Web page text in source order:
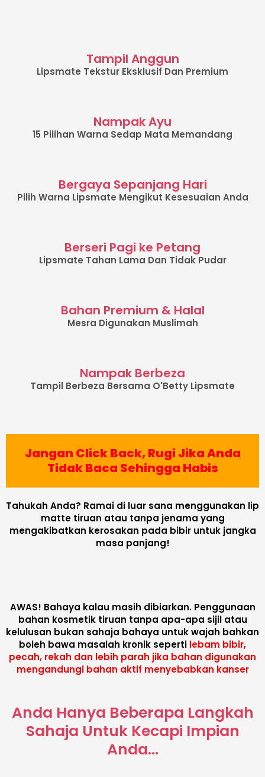
Tampil Anggun
Lipsmate Tekstur Eksklusif Dan Premium
Nampak Ayu
15 Pilihan Warna Sedap Mata Memandang
Bergaya Sepanjang Hari
Pilih Warna Lipsmate Mengikut Kesesuaian Anda
Berseri Pagi ke Petang
Lipsmate Tahan Lama Dan Tidak Pudar
Bahan Premium & Halal
Mesra Digunakan Muslimah
Nampak Berbeza
Tampil Berbeza Bersama O'Betty Lipsmate
Jangan Click Back, Rugi Jika Anda
Tidak Baca Sehingga Habis
Tahukah Anda? Ramai di luar sana menggunakan lip
matte tiruan atau tanpa jenama yang
mengakibatkan kerosakan pada bibir untuk jangka
masa panjang!
AWAS! Bahaya kalau masih dibiarkan. Penggunaan
bahan kosmetik tiruan tanpa apa-apa sijil atau
kelulusan bukan sahaja bahaya untuk wajah bahkan
boleh bawa masalah kronik seperti lebam bibir,
pecah, rekah dan lebih parah jika bahan digunakan
mengandungi bahan aktif menyebabkan kanser
Anda Hanya Beberapa Langkah
Sahaja Untuk Kecapi Impian
Anda...